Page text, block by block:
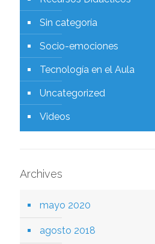
Sin categoría
Socio-emociones
Tecnología en el Aula
Uncategorized
Videos
Archives
mayo 2020
agosto 2018